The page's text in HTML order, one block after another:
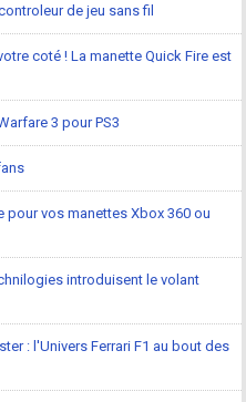
de jeu sans fil
coté ! La manette Quick Fire est
3 pour PS3
pour vos manettes Xbox 360 ou
introduisent le volant
: l'Univers Ferrari F1 au bout des